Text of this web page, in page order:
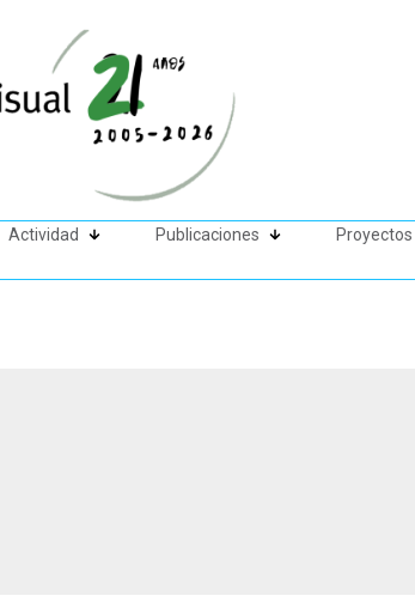
Actividad Publicaciones Proyectos